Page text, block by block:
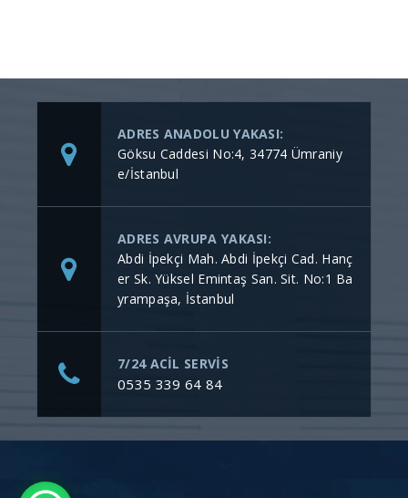
ADRES ANADOLU YAKASI:
Göksu Caddesi No:4, 34774 Ümraniy
e/İstanbul
ADRES AVRUPA YAKASI:
Abdi İpekçi Mah. Abdi İpekçi Cad. Hanç
er Sk. Yüksel Emintaş San. Sit. No:1 Ba
yrampaşa, İstanbul
7/24 ACİL SERVİS
0535 339 64 84